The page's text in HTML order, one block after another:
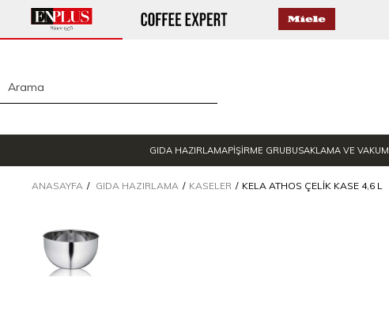
GIDA HAZIRLAMAPİŞİRME GRUBUSAKLAMA VE VAKUM
ANASAYFA GIDA HAZIRLAMA KASELER KELA ATHOS ÇELIK KASE 4,6 L